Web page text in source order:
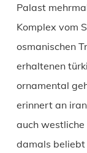
Palast
Komplex vom
osmanischen
erhaltenen
ornamental
erinnert an
auch westliche
damals beliebt